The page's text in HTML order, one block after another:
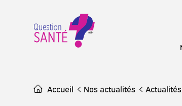
Accueil Nos actualités Actualités